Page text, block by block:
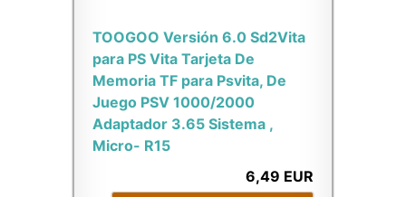
TOOGOO Versión 6.0 Sd2Vita
para PS Vita Tarjeta De
Memoria TF para Psvita, De
Juego PSV 1000/2000
Adaptador 3.65 Sistema ,
Micro- R15
6,49 EUR